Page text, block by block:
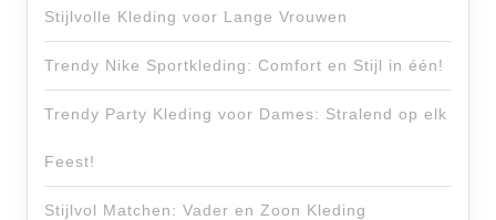
Stijlvolle Kleding voor Lange Vrouwen
Trendy Nike Sportkleding: Comfort en Stijl in één!
Trendy Party Kleding voor Dames: Stralend op elk
Feest!
Stijlvol Matchen: Vader en Zoon Kleding